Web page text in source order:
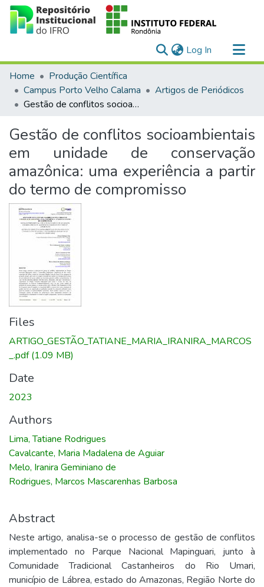
Log In (current)
Communities & Collections
All of DSpace
Statistics
Home
Produção Científica
Campus Porto Velho Calama
Artigos de Periódicos
Gestão de conflitos socioambientais em unidade de conservação amazônica: uma experiência a partir do termo de compromisso
Gestão de conflitos socioambientais
em unidade de conservação
amazônica: uma experiência a partir
do termo de compromisso
Files
ARTIGO_GESTÃO_TATIANE_MARIA_IRANIRA_MARCOS
_.pdf(1.09 MB)
Date
2023
Authors
Lima, Tatiane Rodrigues
Cavalcante, Maria Madalena de Aguiar
Melo, Iranira Geminiano de
Rodrigues, Marcos Mascarenhas Barbosa
Abstract
Neste artigo, analisa-se o processo de gestão de conflitos
implementado no Parque Nacional Mapinguari, junto à
Comunidade Tradicional Castanheiros do Rio Umari,
município de Lábrea, estado do Amazonas, Região Norte do